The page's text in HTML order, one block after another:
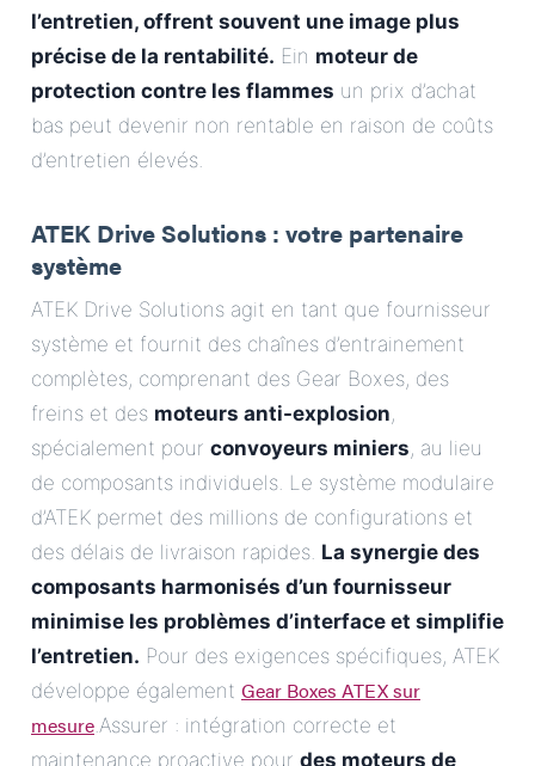
l’entretien, offrent souvent une image plus
précise de la rentabilité. Ein moteur de
protection contre les flammes un prix d’achat
bas peut devenir non rentable en raison de coûts
d’entretien élevés.
ATEK Drive Solutions : votre partenaire
système
ATEK Drive Solutions agit en tant que fournisseur
système et fournit des chaînes d’entrainement
complètes, comprenant des Gear Boxes, des
freins et des moteurs anti-explosion,
spécialement pour convoyeurs miniers, au lieu
de composants individuels. Le système modulaire
d’ATEK permet des millions de configurations et
des délais de livraison rapides. La synergie des
composants harmonisés d’un fournisseur
minimise les problèmes d’interface et simplifie
l’entretien. Pour des exigences spécifiques, ATEK
développe également Gear Boxes ATEX sur
mesure.Assurer : intégration correcte et
maintenance proactive pour des moteurs de